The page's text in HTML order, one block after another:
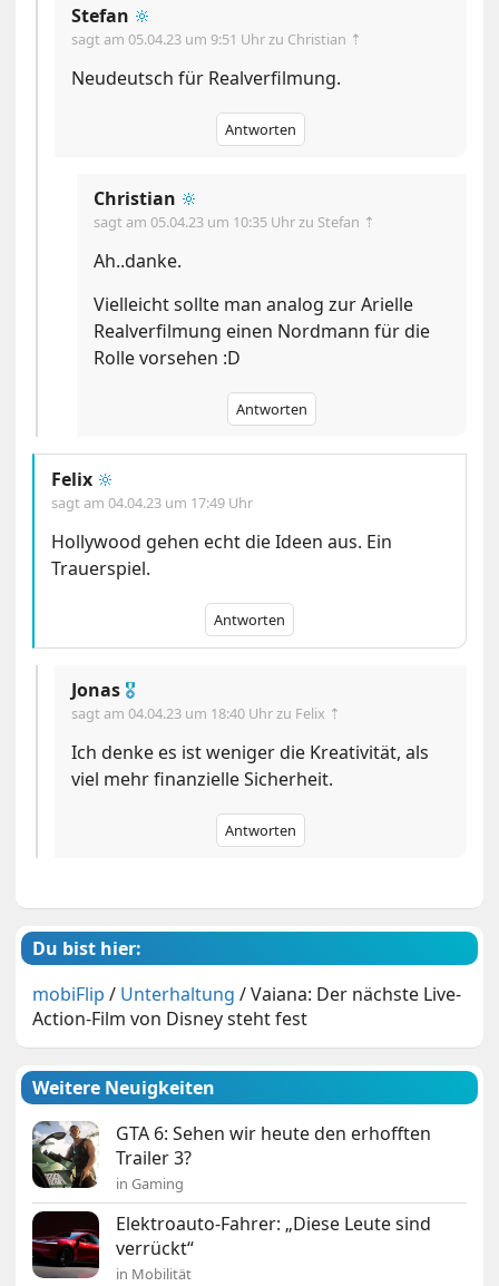
Stefan 🔆
sagt am05.04.23 um 9:51 Uhrzu Christian ⇡
Neudeutsch für Realverfilmung.
Antworten
Christian 🔆
sagt am05.04.23 um 10:35 Uhrzu Stefan ⇡
Ah..danke.
Vielleicht sollte man analog zur Arielle
Realverfilmung einen Nordmann für die
Rolle vorsehen :D
Antworten
Felix 🔆
sagt am04.04.23 um 17:49 Uhr
Hollywood gehen echt die Ideen aus. Ein
Trauerspiel.
Antworten
Jonas 🎖
sagt am04.04.23 um 18:40 Uhrzu Felix ⇡
Ich denke es ist weniger die Kreativität, als
viel mehr finanzielle Sicherheit.
Antworten
Du bist hier:
mobiFlip / Unterhaltung /Vaiana: Der nächste Live-
Action-Film von Disney steht fest
Weitere Neuigkeiten
GTA 6: Sehen wir heute den erhofften
Trailer 3?
in Gaming
Elektroauto-Fahrer: „Diese Leute sind
verrückt“
in Mobilität